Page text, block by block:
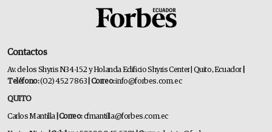
Contactos
Av. de los Shyris N34-152 y Holanda Edificio Shyris Center | Quito, Ecuador
Teléfono:(02) 452 7863 | Correo:info@forbes.com.ec
QUITO
Carlos Mantilla | Correo:cfmantilla@forbes.com.ec